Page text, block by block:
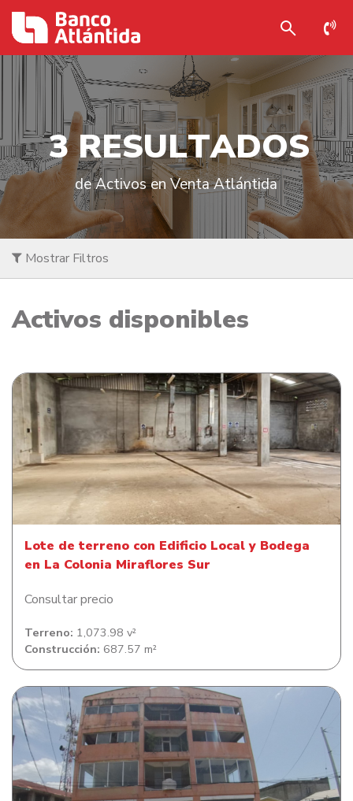
3 RESULTADOS
de Activos en Venta Atlántida
Mostrar Filtros
Activos disponibles
Lote de terreno con Edificio Local y Bodega en La
Colonia Miraflores Sur
Lote de terreno con Edificio Local y Bodega
en La Colonia Miraflores Sur
Consultar precio
Terreno: 1,073.98 v²
Construcción: 687.57 m²
Lote de terreno con Edificio en Barrio Potreritos